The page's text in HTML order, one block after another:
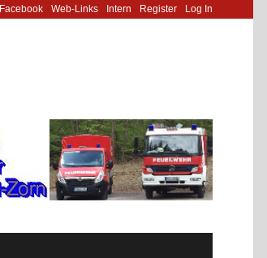
Facebook Web-Links Intern Register Log In